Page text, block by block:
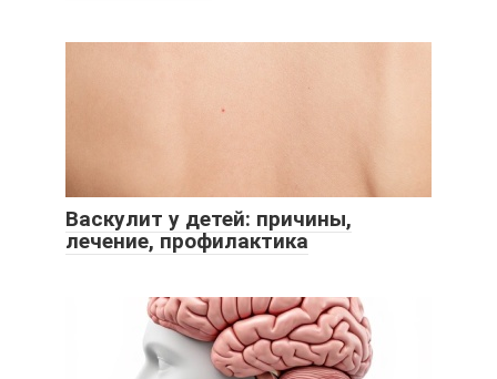
Васкулит у детей: причины,
лечение, профилактика